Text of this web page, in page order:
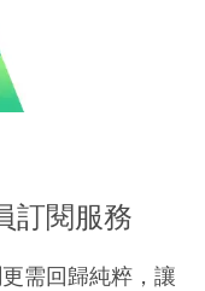
訂閱服務
需回歸純粹，讓